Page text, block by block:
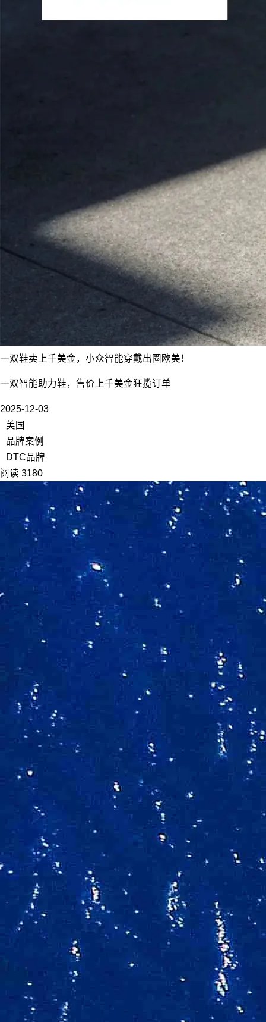
一双鞋卖上千美金，小众智能穿戴出圈欧美！
一双智能助力鞋，售价上千美金狂揽订单
2025-12-03
美国
品牌案例
DTC品牌
阅读 3180